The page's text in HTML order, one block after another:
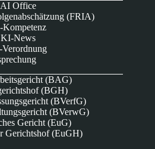
AI Office
(FRIA)
KI-News
(BAG)
(BGH)
(BVerfG)
(BVerwG)
Gericht (EuG)
Gerichtshof (EuGH)